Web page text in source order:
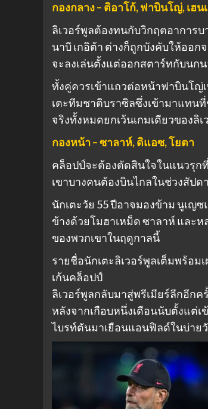
กองกลาง – ติอาโก้, ฟาบินโญ่, เฮน
ลิเวอร์พูลต้องทนกับวิกฤตอาการ
นาบี เกอิต้า ต่างก็ถูกบังคับให้ออ
จะลงเล่นตั้งแต่ออกสตาร์ทกับนก
ทั้งคู่ควรเข้าแถวต่อหน้าฟาบินโญ่
เตะทีมชาติบราซิลซึ่งเข้ามาแทนที่
จริงทั้งหมดยกเว้นเกมเดียวของลิ
กองหน้า – ซาลาห์, ดิแอซ, โยตา
คล็อปป์จะต้องตัดสินใจในแนวรุก
เขาบางคนต้องบินไกลในช่วงสัป
นักเตะวัย 55 ปีอาจมองข้าม นูเญ
ข้างด้วยโมฮาเหม็ด ซาลาห์ และ
ของพวกเขาในฤดูกาลนี้
รายชื่อนักเตะลิเวอร์พูลเต็มพร้อม
เก้นคล็อปป์
ลิเวอร์พูลกลับมาสู่พรีเมียร์ลีกอีก
หลังจากเกือบหนึ่งเดือนนับตั้งแต่
ไบรท์ตันมาเยือนแอนฟิลด์ในบ่ายวั